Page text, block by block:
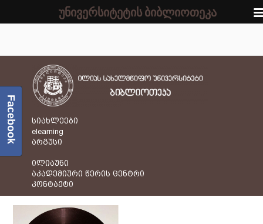
სიახლეები
elearning
არგუსი
ილიაუნი
აკადემიური წერის ცენტრი
კონტაქტი
Facebook
უნივერსიტეტის ბიბლიოთეკა